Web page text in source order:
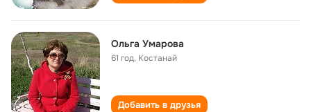
Ольга Умарова
61 год, Костанай
Добавить в друзья